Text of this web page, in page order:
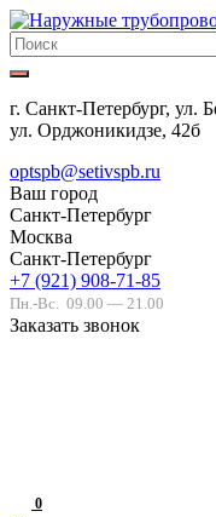
г. Санкт-Петербург, ул.
ул. Орджоникидзе, 42б
optspb@setivspb.ru
Ваш город
Санкт-Петербург
Москва
Санкт-Петербург
+7 (921) 908-71-85
Пн.-Вс. 09.00 — 21.00
Заказать звонок
0